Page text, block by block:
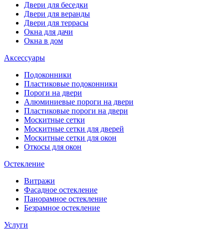
Двери для беседки
Двери для веранды
Двери для террасы
Окна для дачи
Окна в дом
Аксессуары
Подоконники
Пластиковые подоконники
Пороги на двери
Алюминиевые пороги на двери
Пластиковые пороги на двери
Москитные сетки
Москитные сетки для дверей
Москитные сетки для окон
Откосы для окон
Остекление
Витражи
Фасадное остекление
Панорамное остекление
Безрамное остекление
Услуги